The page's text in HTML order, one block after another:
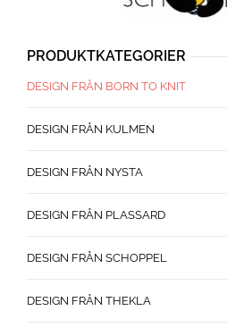
PRODUKTKATEGORIER
DESIGN FRÅN BORN TO KNIT
DESIGN FRÅN KULMEN
DESIGN FRÅN NYSTA
DESIGN FRÅN PLASSARD
DESIGN FRÅN SCHOPPEL
DESIGN FRÅN THEKLA